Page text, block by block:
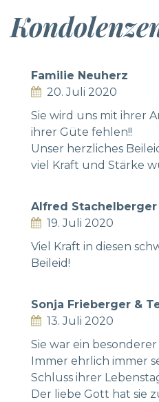
Familie Neuherz
20. Juli 2020
Sie wird uns mit ihrer
ihrer Güte fehlen!!
Unser herzliches
viel Kraft und Stärke
Alfred Stachelberger
19. Juli 2020
Viel Kraft in diesen
Beileid!
Sonja Frieberger &
13. Juli 2020
Sie war ein
Immer ehrlich immer
Schluss ihrer
Der liebe Gott hat sie